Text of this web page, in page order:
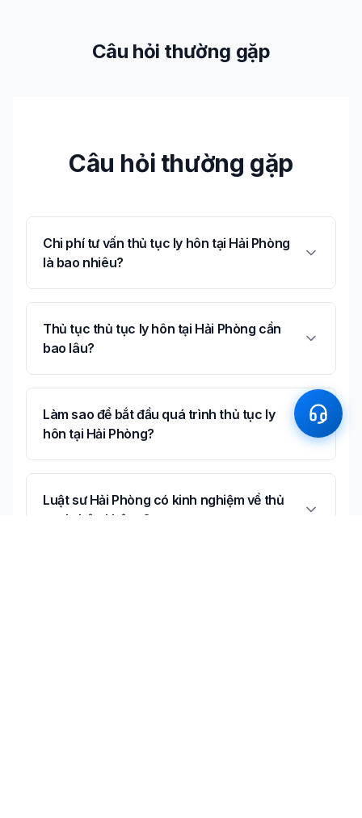
Câu hỏi thường gặp
Câu hỏi thường gặp
Chi phí tư vấn thủ tục ly hôn tại Hải Phòng
là bao nhiêu?
Thủ tục thủ tục ly hôn tại Hải Phòng cần
bao lâu?
Làm sao để bắt đầu quá trình thủ tục ly
hôn tại Hải Phòng?
Luật sư Hải Phòng có kinh nghiệm về thủ
tục ly hôn không?